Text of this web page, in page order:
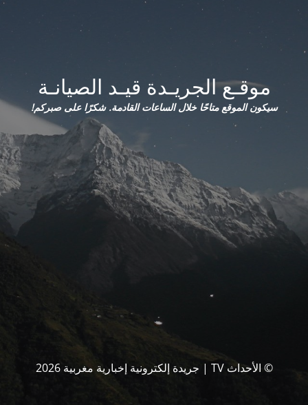
موقـع الجريـدة قيـد الصيانـة
سيكون الموقع متاحًا خلال الساعات القادمة. شكرًا على صبركم!
© الأحداث TV | جريدة إلكترونية إخبارية مغربية 2026